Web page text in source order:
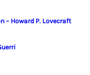
– Howard P. Lovecraft